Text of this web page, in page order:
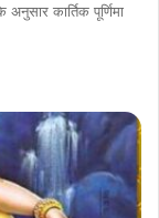
कार्तिक पूर्णिमा